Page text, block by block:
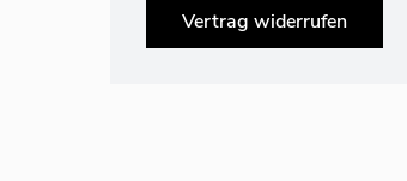
Vertrag widerrufen